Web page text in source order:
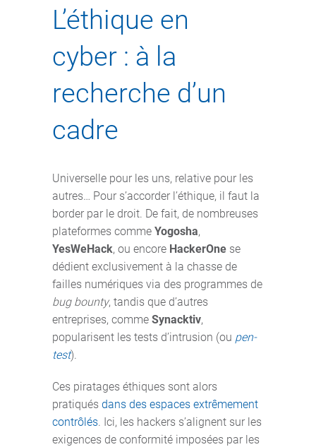
L’éthique en
cyber : à la
recherche d’un
cadre
Universelle pour les uns, relative pour les
autres… Pour s’accorder l’éthique, il faut la
border par le droit. De fait, de nombreuses
plateformes comme Yogosha,
YesWeHack, ou encore HackerOne se
dédient exclusivement à la chasse de
failles numériques via des programmes de
bug bounty, tandis que d’autres
entreprises, comme Synacktiv,
popularisent les tests d’intrusion (ou pen-
test).
Ces piratages éthiques sont alors
pratiqués dans des espaces extrêmement
contrôlés. Ici, les hackers s’alignent sur les
exigences de conformité imposées par les